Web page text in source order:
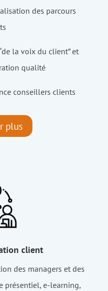
des parcours
la voix du client” et
qualité
conseillers clients
plus
client
des managers et des
présentiel, e-learning,